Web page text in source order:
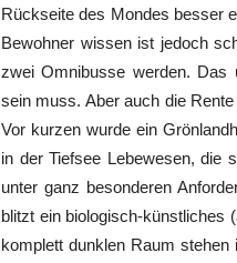
Rückseite des Mondes besser
Bewohner wissen ist jedoch
zwei Omnibusse werden. Das
sein muss. Aber auch die
Vor kurzen wurde ein
in der Tiefsee Lebewesen, die
unter ganz besonderen
blitzt ein biologisch-künstliches
komplett dunklen Raum